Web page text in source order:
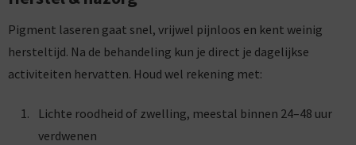
Pigment laseren gaat snel, vrijwel pijnloos en kent weinig
hersteltijd. Na de behandeling kun je direct je dagelijkse
activiteiten hervatten. Houd wel rekening met:
Lichte roodheid of zwelling, meestal binnen 24–48 uur
verdwenen